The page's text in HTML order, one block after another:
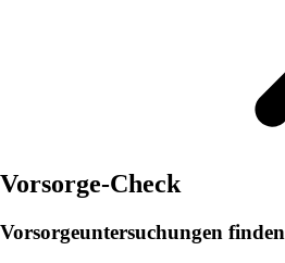
Vorsorge-Check
Vorsorgeuntersuchungen finden